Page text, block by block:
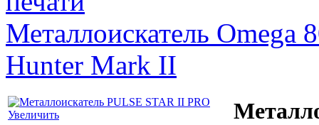
Металлоискатель Omega
Hunter Mark II
Увеличить